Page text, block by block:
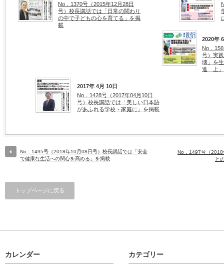
No．1370号（2015年12月28日
号）校長講話では「日常の関わり
の中で子どもの心を育てる」を掲
載
2020年
No．
号）実
壊」を
進 上」
2017年 4月 10日
No．1428号（2017年04月10日
号）校長講話では「美しい日本語
があふれる学校・家庭に」を掲載
No．1495号（2018年10月08日号）校長講話では「安全
で健康な生活への関心を高める」を掲載
No．1497号（2018
と
トップページに戻る
カレンダー カテゴリー